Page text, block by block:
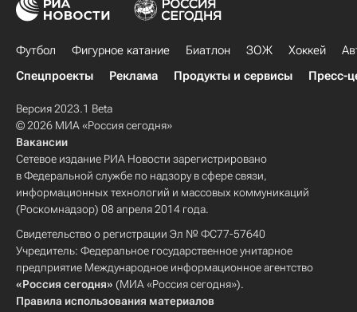
Футбол Фигурное катание Биатлон ЗОЖ Хоккей
Спецпроекты
Реклама Продукты и сервисы Пресс-
Версия 2023.1 Beta
© 2026 МИА «Россия сегодня»
Вакансии
Сетевое издание РИА Новости зарегистрировано
в Федеральной службе по надзору в сфере связи,
информационных технологий и массовых коммуникаций
(Роскомнадзор) 08 апреля 2014 года.
Свидетельство о регистрации Эл № ФС77-57640
Учредитель: Федеральное государственное унитарное
предприятие Международное информационное агентство
«Россия сегодня» (МИА «Россия сегодня»).
Правила использования материалов